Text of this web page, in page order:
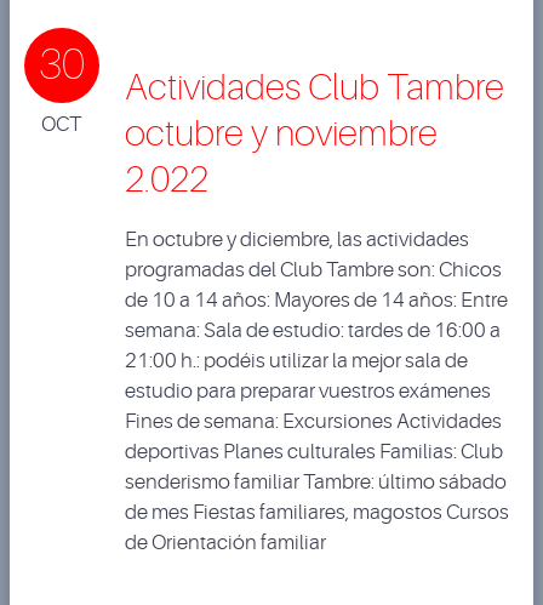
30
OCT
Actividades Club Tambre
octubre y noviembre
2.022
En octubre y diciembre, las actividades
programadas del Club Tambre son: Chicos
de 10 a 14 años: Mayores de 14 años: Entre
semana: Sala de estudio: tardes de 16:00 a
21:00 h.: podéis utilizar la mejor sala de
estudio para preparar vuestros exámenes
Fines de semana: Excursiones Actividades
deportivas Planes culturales Familias: Club
senderismo familiar Tambre: último sábado
de mes Fiestas familiares, magostos Cursos
de Orientación familiar